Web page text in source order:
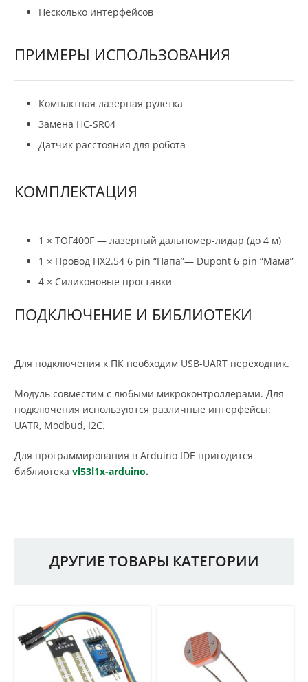
Несколько интерфейсов
ПРИМЕРЫ ИСПОЛЬЗОВАНИЯ
Компактная лазерная рулетка
Замена HC-SR04
Датчик расстояния для робота
КОМПЛЕКТАЦИЯ
1 × TOF400F — лазерный дальномер-лидар (до 4 м)
1 × Провод HX2.54 6 pin “Папа”— Dupont 6 pin “Мама”
4 × Силиконовые проставки
ПОДКЛЮЧЕНИЕ И БИБЛИОТЕКИ
Для подключения к ПК необходим USB-UART переходник.
Модуль совместим с любыми микроконтроллерами. Для
подключения используются различные интерфейсы:
UATR, Modbud, I2C.
Для программирования в Arduino IDE пригодится
библиотека vl53l1x-arduino.
ДРУГИЕ ТОВАРЫ КАТЕГОРИИ